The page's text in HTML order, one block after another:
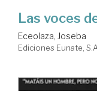
Las voces
Eceolaza, Joseba
Ediciones Eunate,